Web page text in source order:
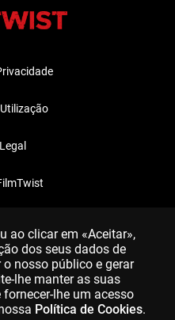
ao clicar em «Aceitar»,
dos seus dados de
nosso público e gerar
lhe manter as suas
lhe um acesso
Política de Cookies.